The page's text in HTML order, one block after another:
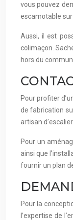
vous pouvez
escamotable sur
Aussi, il est
colimaçon.
hors du commun.
Pour profiter
de fabrication
artisan
Pour un
ainsi que
fournir un plan
Pour la
l’expertise de